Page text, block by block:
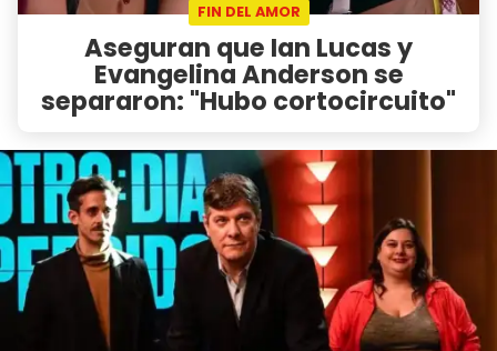
FIN DEL AMOR
Aseguran que Ian Lucas y
Evangelina Anderson se
separaron: "Hubo cortocircuito"